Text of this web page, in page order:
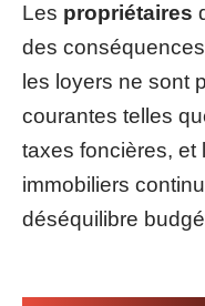
Les propriétaires
des
les loyers ne sont
courantes telles
taxes foncières, et
immobiliers
déséquilibre